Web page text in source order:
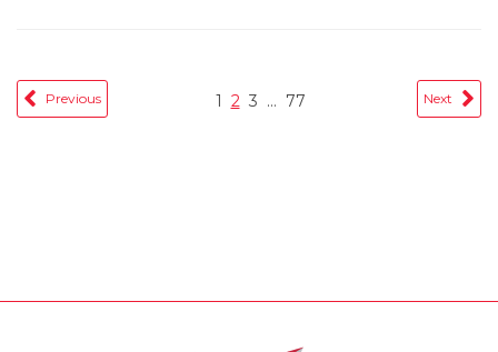
Previous 1 2 3 … 77 Next